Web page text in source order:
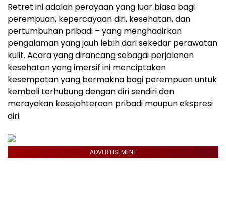
Retret ini adalah perayaan yang luar biasa bagi
perempuan, kepercayaan diri, kesehatan, dan
pertumbuhan pribadi – yang menghadirkan
pengalaman yang jauh lebih dari sekedar perawatan
kulit. Acara yang dirancang sebagai perjalanan
kesehatan yang imersif ini menciptakan
kesempatan yang bermakna bagi perempuan untuk
kembali terhubung dengan diri sendiri dan
merayakan kesejahteraan pribadi maupun ekspresi
diri.
ADVERTISEMENT